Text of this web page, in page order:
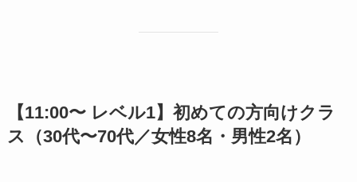
【11:00〜 レベル1】初めての方向けクラ
ス（30代〜70代／女性8名・男性2名）